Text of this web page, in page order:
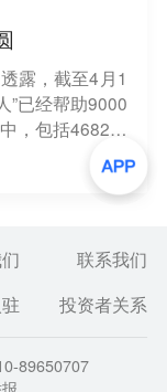
露，截至4月1
”已经帮助9000
，包括4682位
。
联系我们
投资者关系
89650707